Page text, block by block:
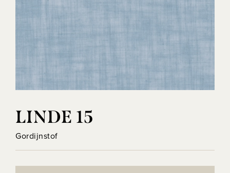
LINDE 15
Gordijnstof